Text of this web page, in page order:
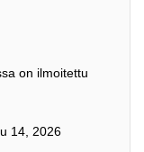
on ilmoitettu
14, 2026